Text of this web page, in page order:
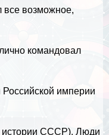
все возможное,
комaндовал
империи
истории СССР). Люди